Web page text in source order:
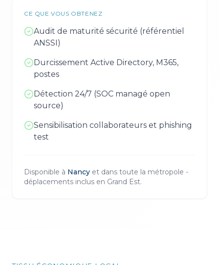
CE QUE VOUS OBTENEZ
Audit de maturité sécurité (référentiel
ANSSI)
Durcissement Active Directory, M365,
postes
Détection 24/7 (SOC managé open
source)
Sensibilisation collaborateurs et phishing
test
Disponible à Nancy et dans toute la métropole -
déplacements inclus en Grand Est.